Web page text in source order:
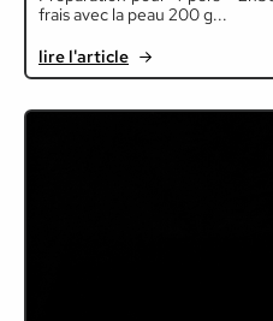
frais avec la peau 200 g...
lire l'article